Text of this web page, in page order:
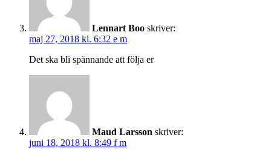
Lennart Boo skriver:
maj 27, 2018 kl. 6:32 e m
Det ska bli spännande att följa er
Maud Larsson skriver:
juni 18, 2018 kl. 8:49 f m